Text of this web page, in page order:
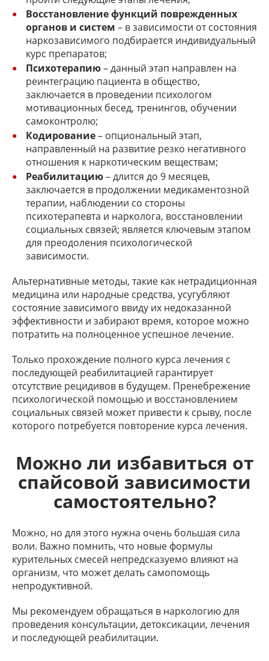
Восстановлениефункций поврежденных
органов и систем – в зависимости от состояния
наркозависимого подбирается индивидуальный
курс препаратов;
Психотерапию– данный этап направлен на
реинтеграцию пациента в общество,
заключается в проведении психологом
мотивационных бесед, тренингов, обучении
самоконтролю;
Кодирование– опциональный этап,
направленный на развитие резко негативного
отношения к наркотическим веществам;
Реабилитацию– длится до 9 месяцев,
заключается в продолжении медикаментозной
терапии, наблюдении со стороны
психотерапевта и нарколога, восстановлении
социальных связей; является ключевым этапом
для преодоления психологической
зависимости.
Альтернативные методы, такие как нетрадиционная
медицина или народные средства, усугубляют
состояние зависимого ввиду их недоказанной
эффективности и забирают время, которое можно
потратить на полноценное успешное лечение.
Только прохождение полного курса лечения с
последующей реабилитацией гарантирует
отсутствие рецидивов в будущем. Пренебрежение
психологической помощью и восстановлением
социальных связей может привести к срыву, после
которого потребуется повторение курса лечения.
Можно ли избавиться от
спайсовой зависимости
самостоятельно?
Можно, но для этого нужна очень большая сила
воли. Важно помнить, что новые формулы
курительных смесей непредсказуемо влияют на
организм, что может делать самопомощь
непродуктивной.
Мы рекомендуем обращаться в наркологию для
проведения консультации, детоксикации, лечения
и последующей реабилитации.